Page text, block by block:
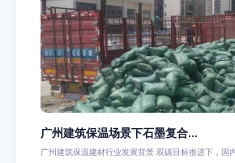
广州建筑保温场景下石墨复合...
广州建筑保温建材行业发展背景 双碳目标推进下，国